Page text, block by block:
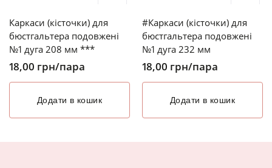
Каркаси (кісточки) для
бюстгальтера подовжені
№1 дуга 208 мм ***
18,00 грн/пара
Додати в кошик
#Каркаси (кісточки) для
бюстгальтера подовжені
№1 дуга 232 мм
18,00 грн/пара
Додати в кошик